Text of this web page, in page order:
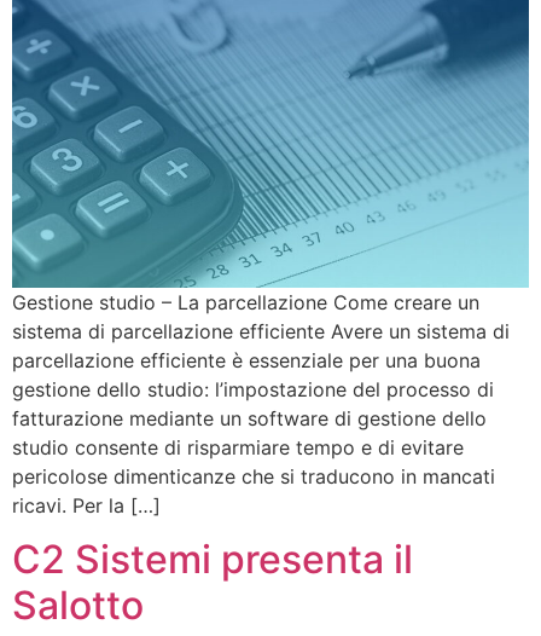
Gestione studio – La parcellazione Come creare un
sistema di parcellazione efficiente Avere un sistema di
parcellazione efficiente è essenziale per una buona
gestione dello studio: l’impostazione del processo di
fatturazione mediante un software di gestione dello
studio consente di risparmiare tempo e di evitare
pericolose dimenticanze che si traducono in mancati
ricavi. Per la […]
C2 Sistemi presenta il
Salotto